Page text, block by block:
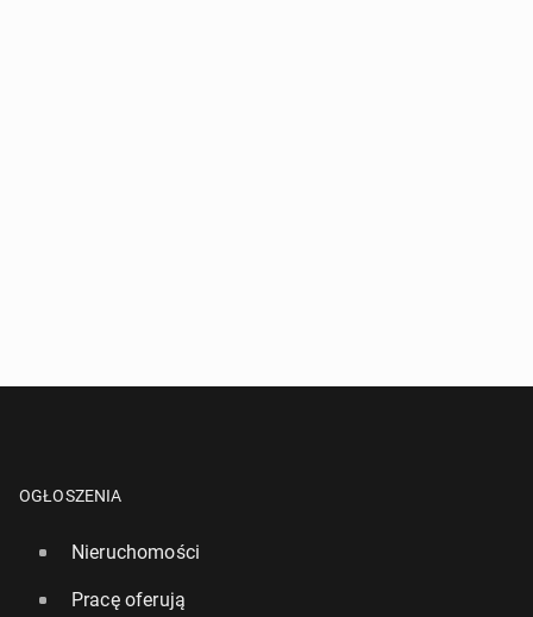
OGŁOSZENIA
Nieruchomości
Pracę oferują